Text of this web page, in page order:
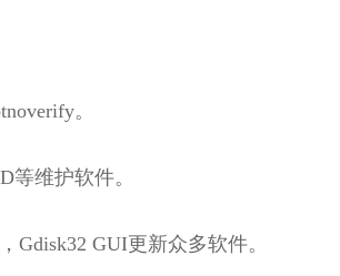
。
维护软件。
Gdisk32 GUI更新众多软件。